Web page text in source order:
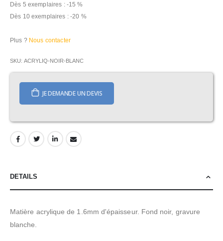
Dès 5 exemplaires : -15 %
Dès 10 exemplaires : -20 %
Plus ? Nous contacter
SKU ACRYLIQ-NOIR-BLANC
JE DEMANDE UN DEVIS
DETAILS
Matière acrylique de 1.6mm d'épaisseur. Fond noir, gravure
blanche.